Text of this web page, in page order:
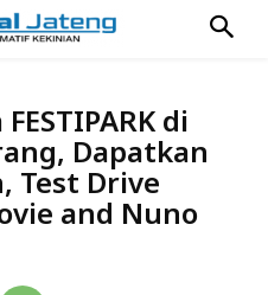
di
Dapatkan
Test Drive
and Nuno